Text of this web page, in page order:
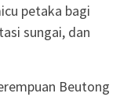
petaka bagi
sungai, dan
Beutong